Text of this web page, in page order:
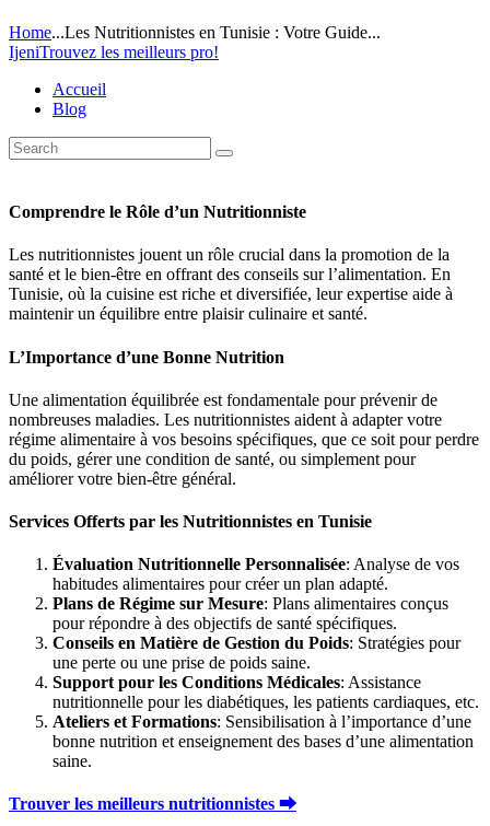
Home...Les Nutritionnistes en Tunisie : Votre Guide...
IjeniTrouvez les meilleurs pro!
Accueil
Blog
Comprendre le Rôle d’un Nutritionniste
Les nutritionnistes jouent un rôle crucial dans la promotion de la
santé et le bien-être en offrant des conseils sur l’alimentation. En
Tunisie, où la cuisine est riche et diversifiée, leur expertise aide à
maintenir un équilibre entre plaisir culinaire et santé.
L’Importance d’une Bonne Nutrition
Une alimentation équilibrée est fondamentale pour prévenir de
nombreuses maladies. Les nutritionnistes aident à adapter votre
régime alimentaire à vos besoins spécifiques, que ce soit pour perdre
du poids, gérer une condition de santé, ou simplement pour
améliorer votre bien-être général.
Services Offerts par les Nutritionnistes en Tunisie
Évaluation Nutritionnelle Personnalisée: Analyse de vos
habitudes alimentaires pour créer un plan adapté.
Plans de Régime sur Mesure: Plans alimentaires conçus
pour répondre à des objectifs de santé spécifiques.
Conseils en Matière de Gestion du Poids: Stratégies pour
une perte ou une prise de poids saine.
Support pour les Conditions Médicales: Assistance
nutritionnelle pour les diabétiques, les patients cardiaques, etc.
Ateliers et Formations: Sensibilisation à l’importance d’une
bonne nutrition et enseignement des bases d’une alimentation
saine.
Trouver les meilleurs nutritionnistes ⮕